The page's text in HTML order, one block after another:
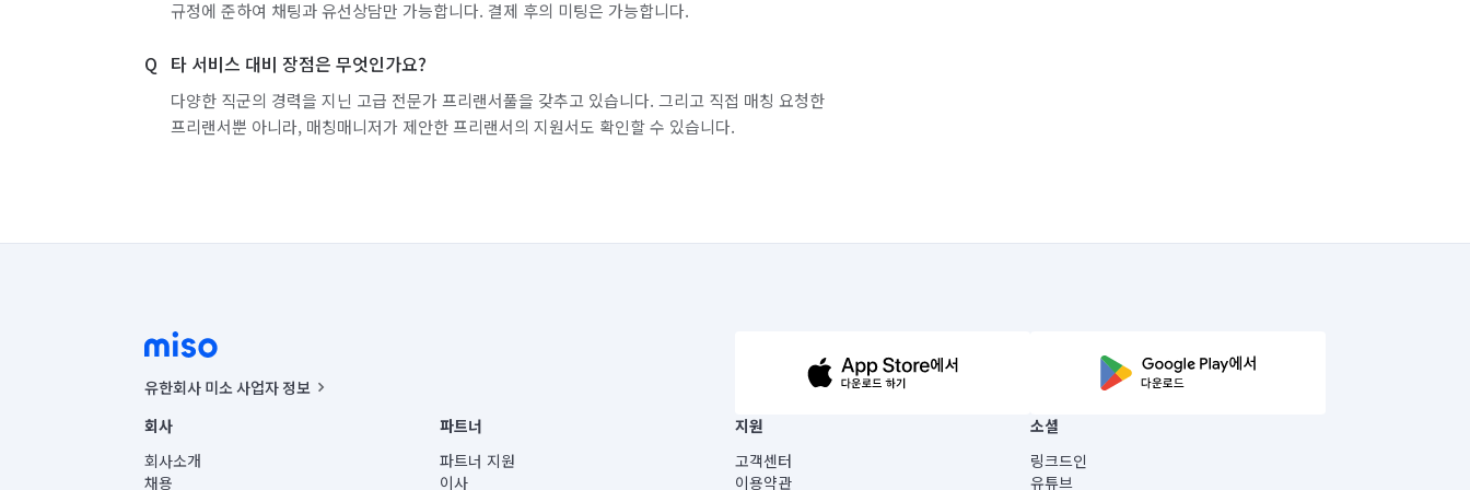
규정에 준하여 채팅과 유선상담만 가능합니다. 결제 후의 미팅은 가능합니다.
타 서비스 대비 장점은 무엇인가요?
다양한 직군의 경력을 지닌 고급 전문가 프리랜서풀을 갖추고 있습니다. 그리고 직접 매칭 요청한
프리랜서뿐 아니라, 매칭매니저가 제안한 프리랜서의 지원서도 확인할 수 있습니다.
유한회사 미소 사업자 정보
사업자등록번호 : 291-87-00271 | 인허가번호 : 2016-3220163-14-5-00019 |
통신판매신고번호 : 2024-서울종로-1400(공정거래위원회 정보) |
대표이사 : CHING VICTOR COLUMBIA RHEE
주소 | 본사: 서울특별시 종로구 율곡로 6(중학동, 트윈트리빌딩) B동 5층
회사
회사소개
채용
파트너
파트너 지원
이사
지원
고객센터
이용약관
소셜
링크드인
유튜브